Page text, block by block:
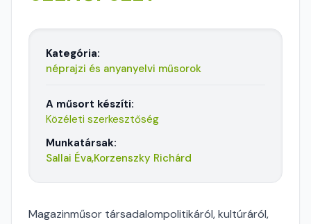
Kategória:
néprajzi és anyanyelvi műsorok
A műsort készíti:
Közéleti szerkesztőség
Munkatársak:
Sallai Éva,Korzenszky Richárd
Magazinműsor társadalompolitikáról, kultúráról,